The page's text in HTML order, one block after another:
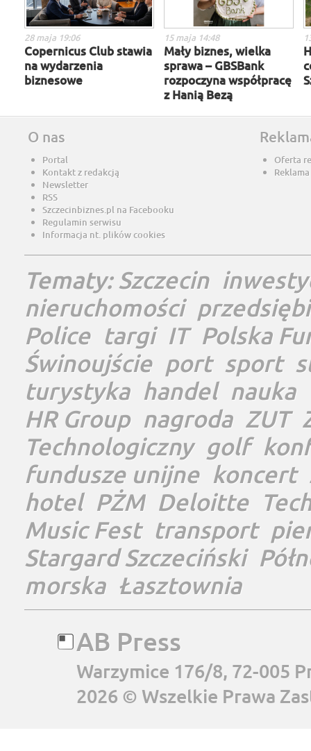
28 maja 19:06
Copernicus Club stawia
na wydarzenia
biznesowe
15 maja 14:48
Mały biznes, wielka
sprawa – GBSBank
rozpoczyna współpracę
z Hanią Bezą
O nas
Portal
Kontakt z redakcją
Newsletter
RSS
Szczecinbiznes.pl na Facebooku
Regulamin serwisu
Informacja nt. plików cookies
Oferta
Tematy:Szczecin
nieruchomości
Police targi IT Polska
Świnoujście port sport
turystyka handel nauka
HR Group nagroda ZUT
Technologiczny golf
fundusze unijne koncert
hotel PŻM Deloitte
Music Fest transport
Stargard Szczeciński
morska Łasztownia
AB Press
Warzymice 176/8, 72-005
2026 © Wszelkie Prawa